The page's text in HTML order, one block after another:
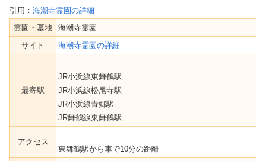
引用： 海潮寺霊園の詳細
霊園・墓地
海潮寺霊園
サイト
海潮寺霊園の詳細
最寄駅
JR小浜線東舞鶴駅
JR小浜線松尾寺駅
JR小浜線青郷駅
JR舞鶴線東舞鶴駅
アクセス
東舞鶴駅から車で10分の距離